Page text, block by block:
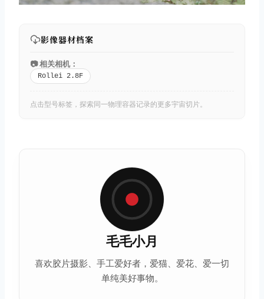
影像器材档案
📷 相关相机：
Rollei 2.8F
点击型号标签，探索同一物理容器记录的更多宇宙切片。
毛毛小月
喜欢胶片摄影、手工爱好者，爱猫、爱花、爱一切
单纯美好事物。